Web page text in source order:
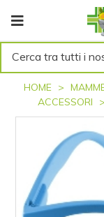
Cerca tra tutti i
HOME
ACCESSORI